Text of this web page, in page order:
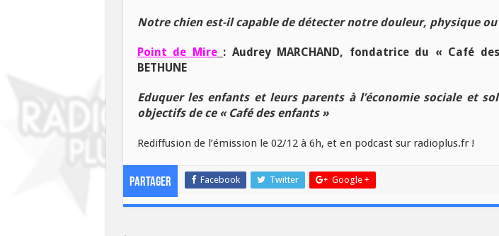
Notre chien est-il capable de détecter notre douleur, physique ou
Point de Mire : Audrey MARCHAND, fondatrice du « Café
BETHUNE
Eduquer les enfants et leurs parents à l’économie sociale et
objectifs de ce « Café des enfants »
Rediffusion de l’émission le 02/12 à 6h, et en podcast sur radioplus.fr !
Partager Facebook Twitter Google +